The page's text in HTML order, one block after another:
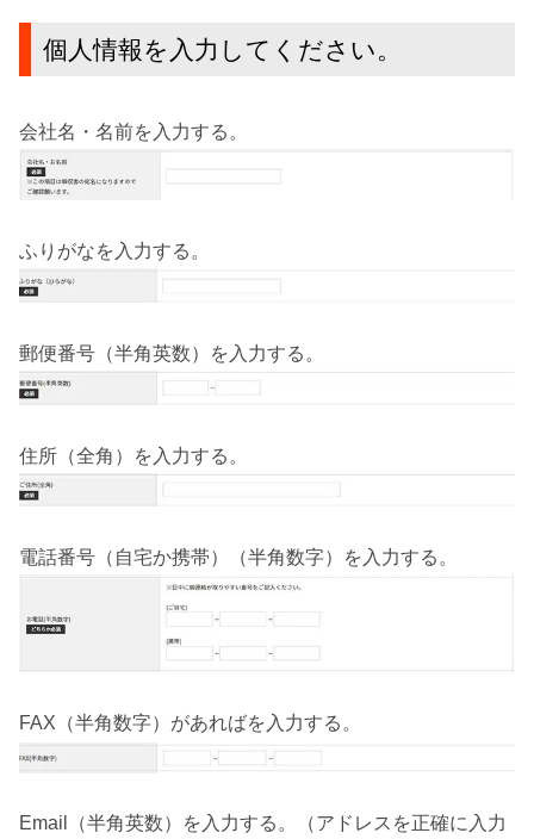
個人情報を入力してください。
会社名・名前を入力する。
ふりがなを入力する。
郵便番号（半角英数）を入力する。
住所（全角）を入力する。
電話番号（自宅か携帯）（半角数字）を入力する。
FAX（半角数字）があればを入力する。
Email（半角英数）を入力する。（アドレスを正確に入力